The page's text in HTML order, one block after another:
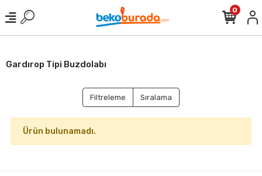
0
Gardırop Tipi Buzdolabı
Filtreleme Sıralama
Ürün bulunamadı.